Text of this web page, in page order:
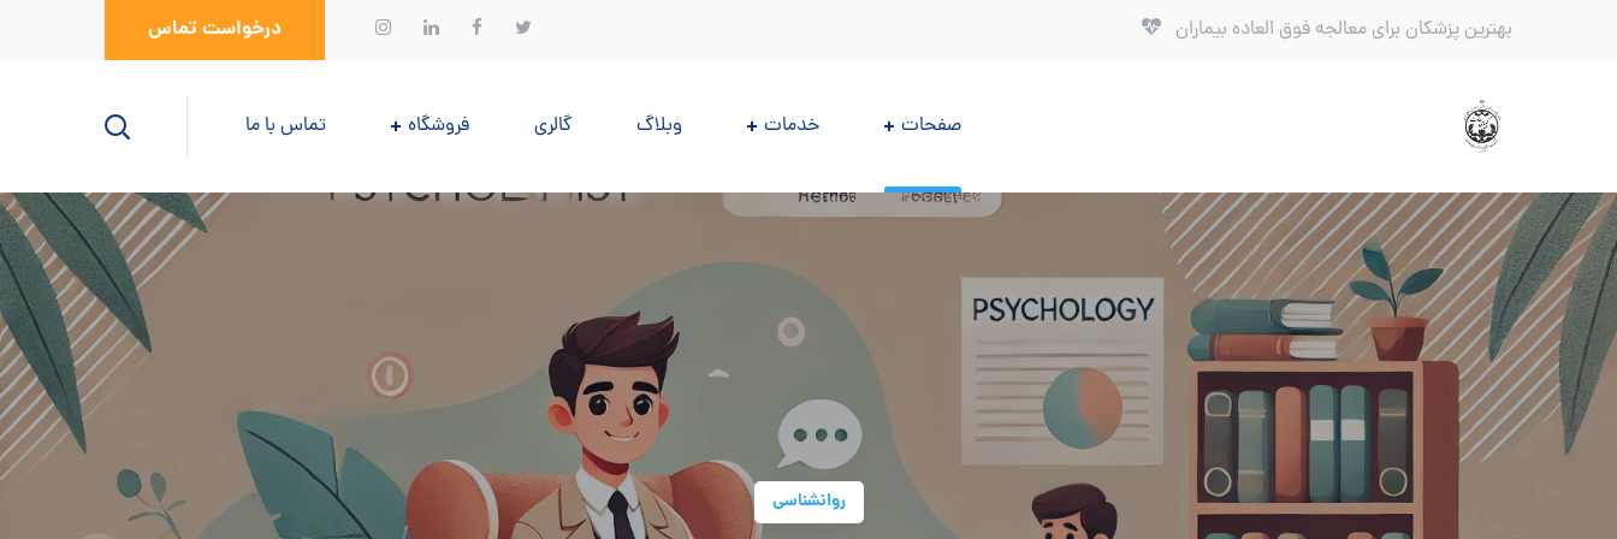
بهترین پزشکان برای معالجه فوق العاده بیماران درخواست تماس
صفحات خدمات وبلاگ گالری فروشگاه تماس با ما
روانشناسی